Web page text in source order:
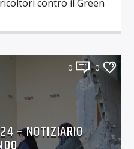
contro il Green
0 0
– NOTIZIARIO